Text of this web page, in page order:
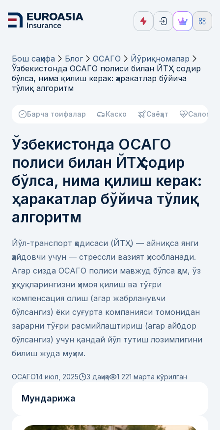
Бош саҳифа Блог ОСАГО
Йўриқномалар
Ўзбекистонда ОСАГО полиси билан ЙТҲ содир
бўлса, нима қилиш керак: ҳаракатлар бўйича
тўлиқ алгоритм
Барча тоифалар Каско Саёҳат
Ўзбекистонда ОСАГО
полиси билан ЙТҲ содир
бўлса, нима қилиш керак:
ҳаракатлар бўйича тўлиқ
алгоритм
Йўл-транспорт ҳодисаси (ЙТҲ) — айниқса янги
ҳайдовчи учун — стрессли вазият ҳисобланади.
Агар сизда ОСАГО полиси мавжуд бўлса ҳам, ўз
ҳуқуқларингизни ҳимоя қилиш ва тўғри
компенсация олиш (агар жабрланувчи
бўлсангиз) ёки суғурта компанияси томонидан
зарарни тўғри расмийлаштириш (агар айбдор
бўлсангиз) учун қандай йўл тутиш лозимлигини
билиш жуда муҳим.
ОСАГО14 июл, 2025 3 дақиқа 1 221 марта кўрилган
Мундарижа